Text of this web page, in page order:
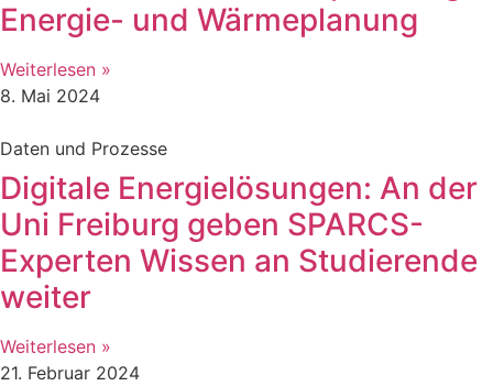
Energie- und Wärmeplanung
Weiterlesen »
8. Mai 2024
Daten und Prozesse
Digitale Energielösungen: An der
Uni Freiburg geben SPARCS-
Experten Wissen an Studierende
weiter
Weiterlesen »
21. Februar 2024